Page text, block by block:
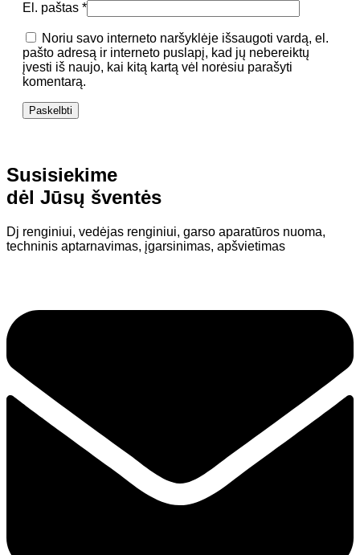
El. paštas *
Noriu savo interneto naršyklėje išsaugoti vardą, el.
pašto adresą ir interneto puslapį, kad jų nebereiktų
įvesti iš naujo, kai kitą kartą vėl norėsiu parašyti
komentarą.
Susisiekime
dėl Jūsų šventės
Dj renginiui, vedėjas renginiui, garso aparatūros nuoma,
techninis aptarnavimas, įgarsinimas, apšvietimas